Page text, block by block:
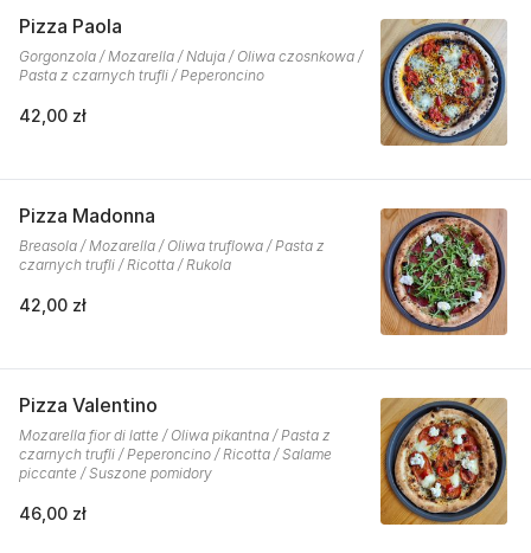
Pizza Paola
Gorgonzola / Mozarella / Nduja / Oliwa czosnkowa /
Pasta z czarnych trufli / Peperoncino
42,00 zł
Pizza Madonna
Breasola / Mozarella / Oliwa truflowa / Pasta z
czarnych trufli / Ricotta / Rukola
42,00 zł
Pizza Valentino
Mozarella fior di latte / Oliwa pikantna / Pasta z
czarnych trufli / Peperoncino / Ricotta / Salame
piccante / Suszone pomidory
46,00 zł